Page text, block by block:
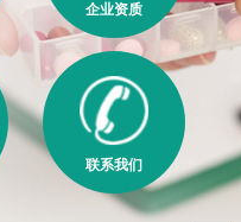
企业资质
联系我们